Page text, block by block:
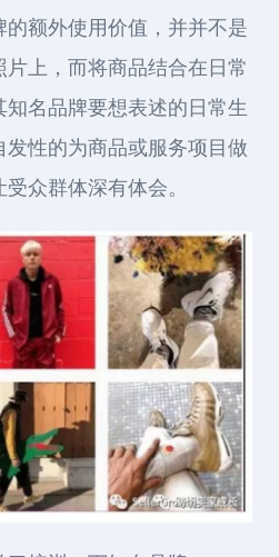
额外使用价值，并并不是
上，而将商品结合在日常
名品牌要想表述的日常生
性的为商品或服务项目做
众群体深有体会。